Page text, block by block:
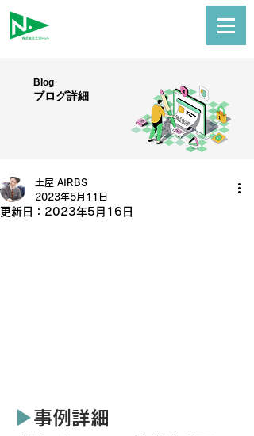
Blog
ブログ詳細
土屋 AIRBS
2023年5月11日
更新日： 2023年5月16日
▶︎事例詳細